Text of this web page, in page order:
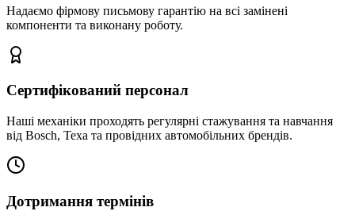
Надаємо фірмову письмову гарантію на всі замінені
компоненти та виконану роботу.
Сертифікований персонал
Наші механіки проходять регулярні стажування та навчання
від Bosch, Texa та провідних автомобільних брендів.
Дотримання термінів